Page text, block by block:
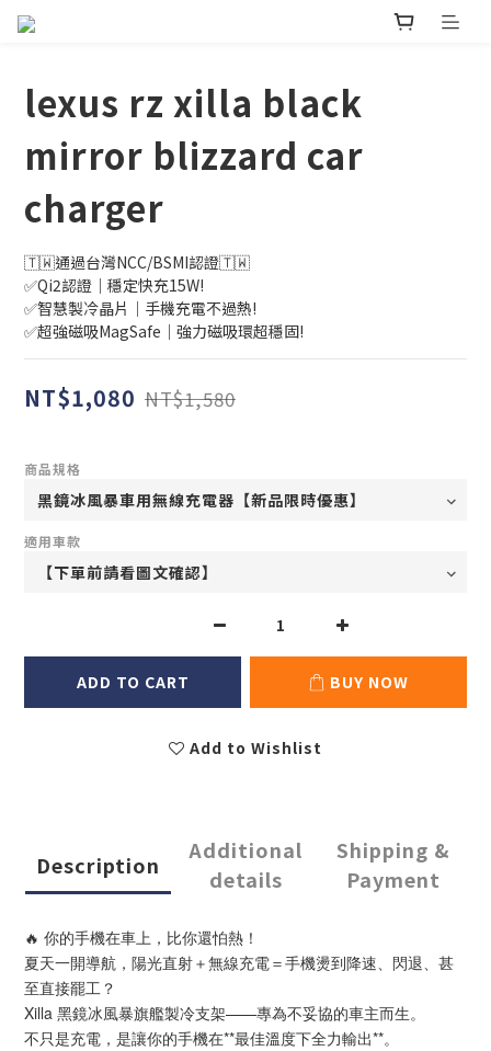
lexus rz xilla black
mirror blizzard car
charger
🇹🇼通過台灣NCC/BSMI認證🇹🇼
✅Qi2認證｜穩定快充15W!
✅智慧製冷晶片｜手機充電不過熱!
✅超強磁吸MagSafe｜強力磁吸環超穩固!
NT$1,080 NT$1,580
商品規格
適用車款
ADD TO CART BUY NOW
Add to Wishlist
Description
Additional
details
Shipping &
Payment
🔥 你的手機在車上，比你還怕熱！
夏天一開導航，陽光直射＋無線充電＝手機燙到降速、閃退、甚
至直接罷工？
Xilla 黑鏡冰風暴旗艦製冷支架——專為不妥協的車主而生。
不只是充電，是讓你的手機在**最佳溫度下全力輸出**。